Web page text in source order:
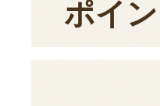
ポイ